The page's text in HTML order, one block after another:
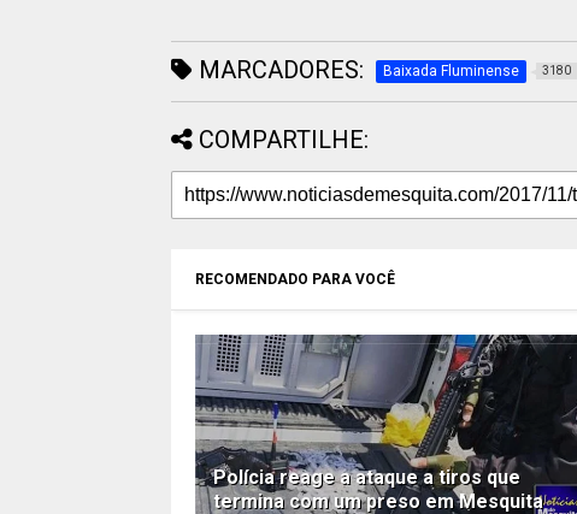
MARCADORES: Baixada Fluminense 3180
COMPARTILHE:
RECOMENDADO PARA VOCÊ
Polícia reage a ataque a tiros que
termina com um preso em Mesquita